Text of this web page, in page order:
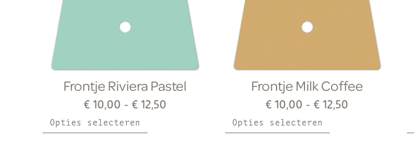
Frontje Riviera Pastel
€10,00 - €12,50
Opties selecteren
Frontje Milk Coffee
€ 10,00 - € 12,50
Opties selecteren